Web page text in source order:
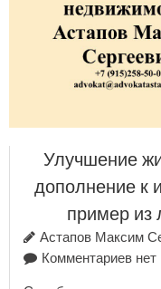
Улучшение
дополнение
пример из
Астапов Максим
Комментариев нет